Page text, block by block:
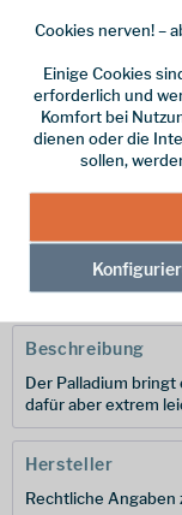
Dieser
79,95 € *
Hersteller-Nr.:
Beschreibung
Der Palladium
dafür aber extrem
Hersteller
Rechtliche Angaben
Cookies nerven! –
Einige Cookies
erforderlich und
Komfort bei
dienen oder die
sollen,